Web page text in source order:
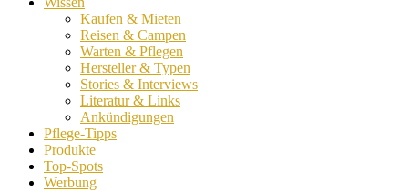
Kaufen & Mieten
Reisen & Campen
Warten & Pflegen
Hersteller & Typen
Stories & Interviews
Literatur & Links
Ankündigungen
Pflege-Tipps
Produkte
Top-Spots
Werbung